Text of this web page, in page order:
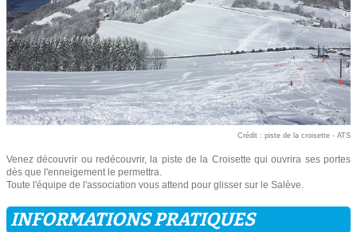
Crédit : piste de la croisette - ATS
Venez découvrir ou redécouvrir, la piste de la Croisette qui ouvrira ses portes
dès que l'enneigement le permettra.
Toute l'équipe de l'association vous attend pour glisser sur le Salève.
INFORMATIONS PRATIQUES